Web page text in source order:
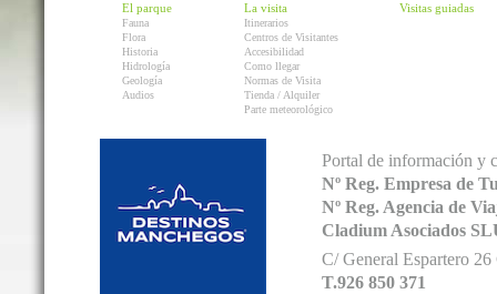
El parque
Fauna
Flora
Historia
Hidrología
Geología
Audios
La visita
Itinerarios
Centros de Visitantes
Accesibilidad
Como llegar
Normas de Visita
Tienda / Alquiler
Parte meteorológico
Visitas guiadas
Portal de información y
Nº Reg. Empresa de
Nº Reg. Agencia de
Cladium Asociados
C/ General Espartero
T.926 850 371